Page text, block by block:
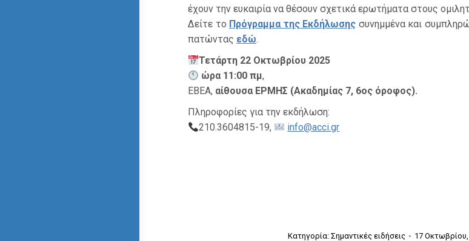
έχουν την ευκαιρία να θέσουν σχετικά ερωτήματα στους
Δείτε το Πρόγραμμα της Εκδήλωσης συνημμένα και
πατώντας εδώ.
Τετάρτη 22 Οκτωβρίου 2025
ώρα 11:00 πμ,
ΕΒΕΑ, αίθουσα ΕΡΜΗΣ (Ακαδημίας 7, 6ος όροφος).
Πληροφορίες για την εκδήλωση:
210.3604815-19,
info@acci.gr
Κατηγορία: Σημαντικές ειδήσεις
17